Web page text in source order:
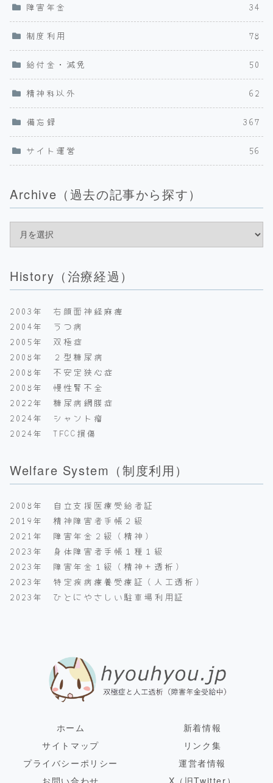
障害年金 34
制度利用 78
給付金・減免 50
精神科以外 62
備忘録 367
サイト運営 56
Archive（過去の記事から探す）
History（治療経過）
2003年 右顔面神経麻痺
2004年 うつ病
2005年 双極症
2008年 ２型糖尿病
2008年 不安定狭心症
2008年 慢性腎不全
2022年 糖尿病網膜症
2024年 シャント瘤
2024年 TFCC損傷
Welfare System（制度利用）
2008年 自立支援医療受給者証
2019年 精神障害者手帳２級
2021年 障害年金２級（精神）
2023年 身体障害者手帳１種１級
2023年 障害年金１級（精神＋透析）
2023年 特定疾病療養受療証（人工透析）
2023年 ひとにやさしい駐車場利用証
ホーム
新着情報
サイトマップ
リンク集
プライバシーポリシー
運営者情報
お問い合わせ
X（旧Twitter）